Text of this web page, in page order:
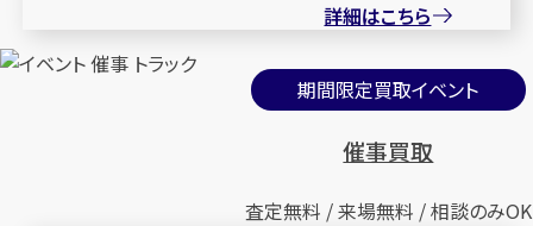
詳細はこちら
期間限定買取イベント
催事買取
査定無料 / 来場無料 / 相談のみOK